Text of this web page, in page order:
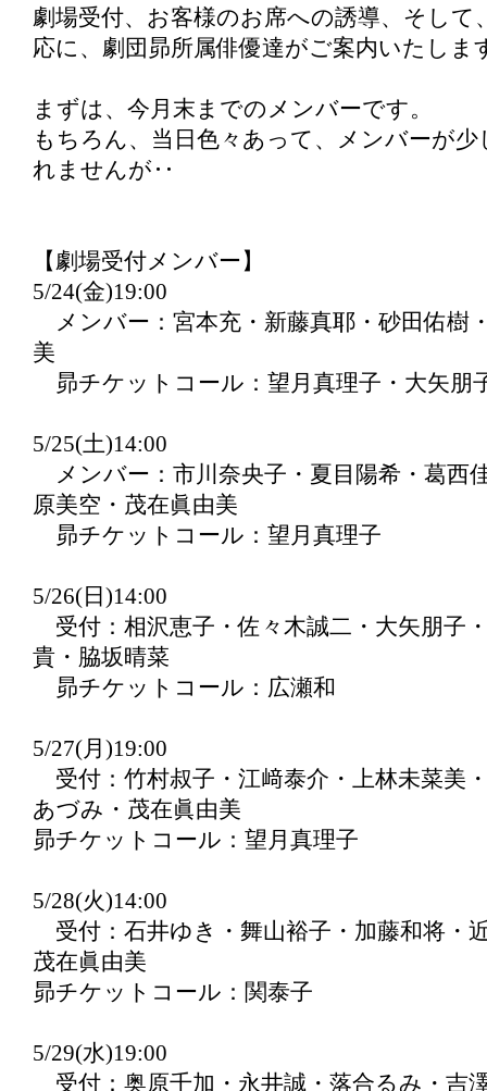
劇場受付、お客様のお席への誘導、そして
応に、劇団昴所属俳優達がご案内いたしま
まずは、今月末までのメンバーです。
もちろん、当日色々あって、メンバーが
れませんが‥
【劇場受付メンバー】
5/24(金)19:00
メンバー：宮本充・新藤真耶・砂田佑樹
美
昴チケットコール：望月真理子・大矢朋
5/25(土)14:00
メンバー：市川奈央子・夏目陽希・葛西
原美空・茂在眞由美
昴チケットコール：望月真理子
5/26(日)14:00
受付：相沢恵子・佐々木誠二・大矢朋子
貴・脇坂晴菜
昴チケットコール：広瀬和
5/27(月)19:00
受付：竹村叔子・江﨑泰介・上林未菜美
あづみ・茂在眞由美
昴チケットコール：望月真理子
5/28(火)14:00
受付：石井ゆき・舞山裕子・加藤和将・
茂在眞由美
昴チケットコール：関泰子
5/29(水)19:00
受付：奥原千加・永井誠・落合るみ・吉